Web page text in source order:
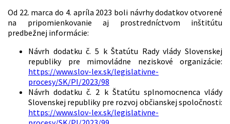
Od 22. marca do 4. apríla 2023 boli návrhy dodatkov otvorené
na pripomienkovanie aj prostredníctvom inštitútu
predbežnej informácie:
Návrh dodatku č. 5 k Štatútu Rady vlády Slovenskej
republiky pre mimovládne neziskové organizácie:
https://www.slov-lex.sk/legislativne-
procesy/SK/PI/2023/98
Návrh dodatku č. 2 k Štatútu splnomocnenca vlády
Slovenskej republiky pre rozvoj občianskej spoločnosti:
https://www.slov-lex.sk/legislativne-